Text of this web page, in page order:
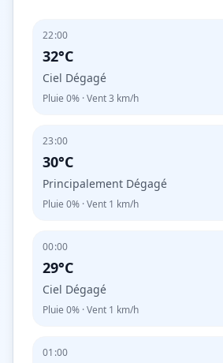
22:00
32°C
Ciel Dégagé
Pluie 0% · Vent3 km/h
23:00
30°C
Principalement Dégagé
Pluie 0% · Vent 1 km/h
00:00
29°C
Ciel Dégagé
Pluie 0% · Vent 1 km/h
01:00